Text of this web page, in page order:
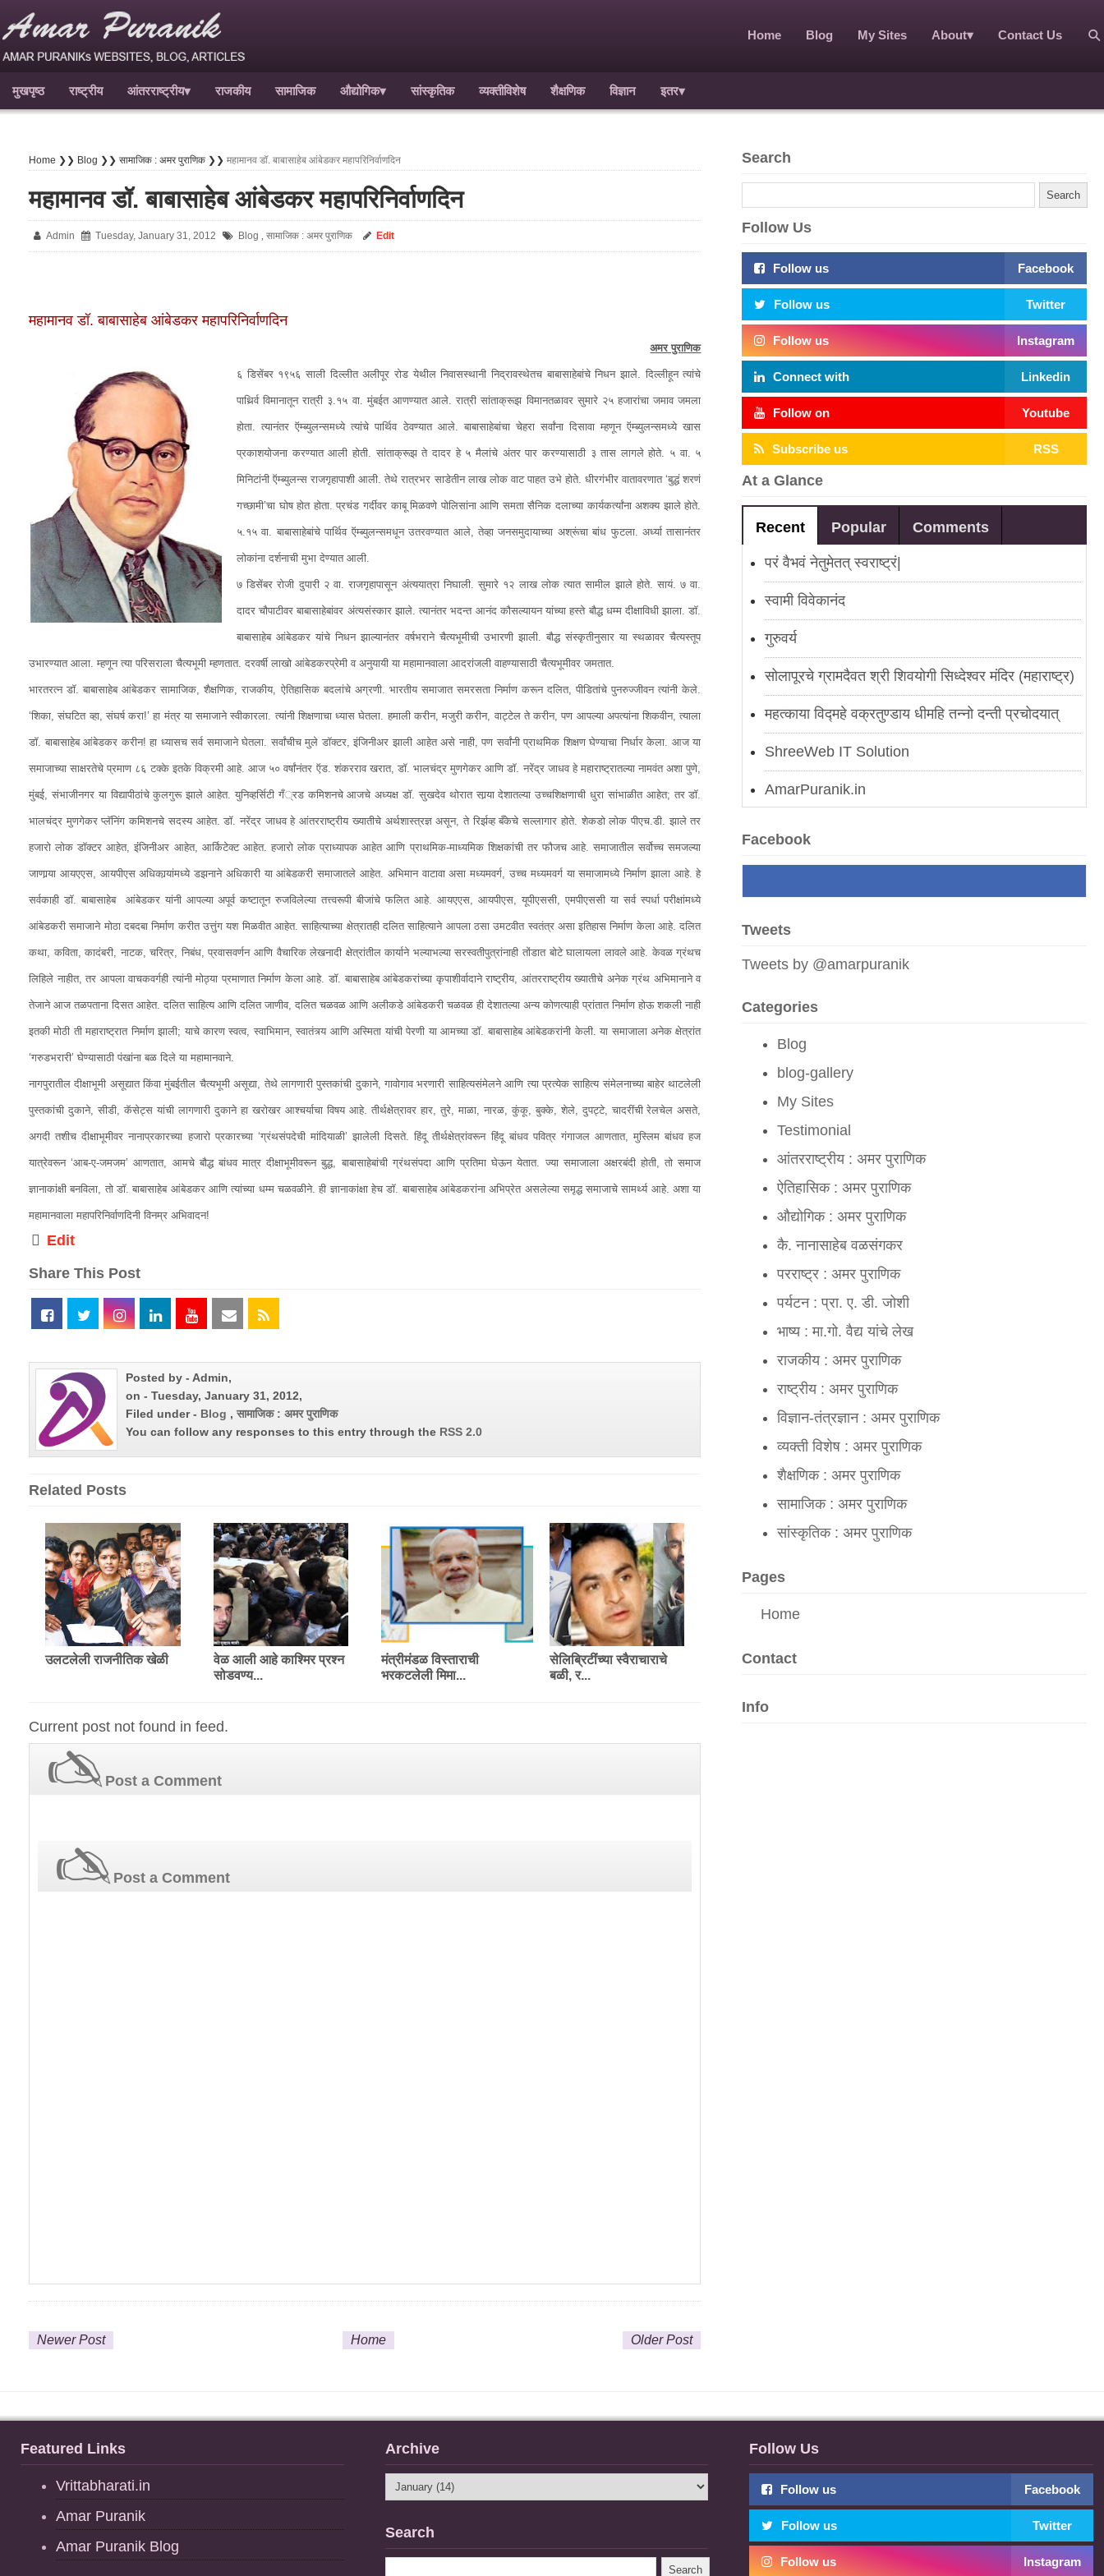
Home Blog My Sites About▾ Contact Us
मुखपृष्ठ राष्ट्रीय आंतरराष्ट्रीय▾ राजकीय सामाजिक औद्योगिक▾ सांस्कृतिक व्यक्तीविशेष शैक्षणिक विज्ञान इतर▾
Home ❯❯ Blog ❯❯ सामाजिक : अमर पुराणिक ❯❯ महामानव डॉ. बाबासाहेब आंबेडकर महापरिनिर्वाणदिन
महामानव डॉ. बाबासाहेब आंबेडकर महापरिनिर्वाणदिन
Admin Tuesday, January 31, 2012 Blog सामाजिक : अमर पुराणिक Edit
महामानव डॉ. बाबासाहेब आंबेडकर महापरिनिर्वाणदिन
अमर पुराणिक
६ डिसेंबर १९५६ साली दिल्लीत अलीपूर रोड येथील निवासस्थानी निद्रावस्थेतच बाबासाहेबांचे निधन झाले. दिल्लीहून त्यांचे
पाथिर्र्व विमानातून रात्री ३.१५ वा. मुंबईत आणण्यात आले. रात्री सांताक्रूझ विमानतळावर सुमारे २५ हजारांचा जमाव जमला
होता. त्यानंतर ऍम्ब्युलन्समध्ये त्यांचे पार्थिव ठेवण्यात आले. बाबासाहेबांचा चेहरा सर्वांना दिसावा म्हणून ऍम्ब्युलन्समध्ये खास
प्रकाशयोजना करण्यात आली होती. सांताक्रूझ ते दादर हे ५ मैलांचे अंतर पार करण्यासाठी ३ तास लागले होते. ५ वा. ५
मिनिटांनी ऍम्ब्युलन्स राजगृहापाशी आली. तेथे रात्रभर साडेतीन लाख लोक वाट पाहत उभे होते. धीरगंभीर वातावरणात ‘बुद्धं शरणं
गच्छामी’चा घोष होत होता. प्रचंड गर्दीवर काबू मिळवणे पोलिसांना आणि समता सैनिक दलाच्या कार्यकर्त्यांना अशक्य झाले होते.
५.१५ वा. बाबासाहेबांचे पार्थिव ऍम्ब्युलन्समधून उतरवण्यात आले, तेव्हा जनसमुदायाच्या अश्रूंचा बांध फुटला. अर्ध्या तासानंतर
लोकांना दर्शनाची मुभा देण्यात आली.
७ डिसेंबर रोजी दुपारी २ वा. राजगृहापासून अंत्ययात्रा निघाली. सुमारे १२ लाख लोक त्यात सामील झाले होते. सायं. ७ वा.
दादर चौपाटीवर बाबासाहेबांवर अंत्यसंस्कार झाले. त्यानंतर भदन्त आनंद कौसल्यायन यांच्या हस्ते बौद्ध धम्म दीक्षाविधी झाला. डॉ.
बाबासाहेब आंबेडकर यांचे निधन झाल्यानंतर वर्षभराने चैत्यभूमीची उभारणी झाली. बौद्ध संस्कृतीनुसार या स्थळावर चैत्यस्तूप
उभारण्यात आला. म्हणून त्या परिसराला चैत्यभूमी म्हणतात. दरवर्षी लाखो आंबेडकरप्रेमी व अनुयायी या महामानवाला आदरांजली वाहण्यासाठी चैत्यभूमीवर जमतात.
भारतरत्न डॉ. बाबासाहेब आंबेडकर सामाजिक, शैक्षणिक, राजकीय, ऐतिहासिक बदलांचे अग्रणी. भारतीय समाजात समरसता निर्माण करून दलित, पीडितांचे पुनरुज्जीवन त्यांनी केले.
‘शिका, संघटित व्हा, संघर्ष करा!’ हा मंत्र या समाजाने स्वीकारला. त्यांनी शिक्षणाचा ध्यास घेतला. हमाली करीन, मजुरी करीन, वाट्टेल ते करीन, पण आपल्या अपत्यांना शिकवीन, त्याला
डॉ. बाबासाहेब आंबेडकर करीन! हा ध्यासच सर्व समाजाने घेतला. सर्वांचीच मुले डॉक्टर, इंजिनीअर झाली आहेत असे नाही, पण सर्वांनी प्राथमिक शिक्षण घेण्याचा निर्धार केला. आज या
समाजाच्या साक्षरतेचे प्रमाण ८६ टक्के इतके विक्रमी आहे. आज ५० वर्षांनंतर ऍड. शंकरराव खरात, डॉ. भालचंद्र मुणगेकर आणि डॉ. नरेंद्र जाधव हे महाराष्ट्रातल्या नामवंत अशा पुणे,
मुंबई, संभाजीनगर या विद्यापीठांचे कुलगुरू झाले आहेत. युनिव्हर्सिटी गँ्रड कमिशनचे आजचे अध्यक्ष डॉ. सुखदेव थोरात सार्‍या देशातल्या उच्चशिक्षणाची धुरा सांभाळीत आहेत; तर डॉ.
भालचंद्र मुणगेकर प्लॅनिंग कमिशनचे सदस्य आहेत. डॉ. नरेंद्र जाधव हे आंतरराष्ट्रीय ख्यातीचे अर्थशास्त्रज्ञ असून, ते रिर्झव्ह बँकेचे सल्लागार होते. शेकडो लोक पीएच.डी. झाले तर
हजारो लोक डॉक्टर आहेत, इंंजिनीअर आहेत, आर्किटेक्ट आहेत. हजारो लोक प्राध्यापक आहेत आणि प्राथमिक-माध्यमिक शिक्षकांची तर फौजच आहे. समाजातील सर्वोच्च समजल्या
जाणार्‍या आयएएस, आयपीएस अधिकार्‍यांमध्ये डझनाने अधिकारी या आंबेडकरी समाजातले आहेत. अभिमान वाटावा असा मध्यमवर्ग, उच्च मध्यमवर्ग या समाजामध्ये निर्माण झाला आहे. हे
सर्वकाही डॉ. बाबासाहेब आंबेडकर यांनी आपल्या अपूर्व कष्टातून रुजविलेल्या तत्त्वरूपी बीजांचे फलित आहे. आयएएस, आयपीएस, यूपीएससी, एमपीएससी या सर्व स्पर्धा परीक्षांमध्ये
आंबेडकरी समाजाने मोठा दबदबा निर्माण करीत उत्तुंग यश मिळवीत आहेत. साहित्याच्या क्षेत्रातही दलित साहित्याने आपला ठसा उमटवीत स्वतंत्र असा इतिहास निर्माण केला आहे. दलित
कथा, कविता, कादंबरी, नाटक, चरित्र, निबंध, प्रवासवर्णन आणि वैचारिक लेखनादी क्षेत्रांतील कार्याने भल्याभल्या सरस्वतीपुत्रांनाही तोंडात बोटे घालायला लावले आहे. केवळ ग्रंथच
लिहिले नाहीत, तर आपला वाचकवर्गही त्यांनी मोठ्या प्रमाणात निर्माण केला आहे. डॉ. बाबासाहेब आंबेडकरांच्या कृपाशीर्वादाने राष्ट्रीय, आंतरराष्ट्रीय ख्यातीचे अनेक ग्रंथ अभिमानाने व
तेजाने आज तळपताना दिसत आहेत. दलित साहित्य आणि दलित जाणीव, दलित चळवळ आणि अलीकडे आंबेडकरी चळवळ ही देशातल्या अन्य कोणत्याही प्रांतात निर्माण होऊ शकली नाही
इतकी मोठी ती महाराष्ट्रात निर्माण झाली; याचे कारण स्वत्व, स्वाभिमान, स्वातंत्र्य आणि अस्मिता यांची पेरणी या आमच्या डॉ. बाबासाहेब आंबेडकरांनी केली. या समाजाला अनेक क्षेत्रांत
‘गरुडभरारी’ घेण्यासाठी पंखांना बळ दिले या महामानवाने.
नागपुरातील दीक्षाभूमी असूद्यात किंवा मुंबईतील चैत्यभूमी असूद्या, तेथे लागणारी पुस्तकांची दुकाने, गावोगाव भरणारी साहित्यसंमेलने आणि त्या प्रत्येक साहित्य संमेलनाच्या बाहेर थाटलेली
पुस्तकांची दुकाने, सीडी, कॅसेट्स यांची लागणारी दुकाने हा खरोखर आश्चर्याचा विषय आहे. तीर्थक्षेत्रावर हार, तुरे, माळा, नारळ, कुंकू, बुक्के, शेले, दुपट्टे, चादरींची रेलचेल असते,
अगदी तशीच दीक्षाभूमीवर नानाप्रकारच्या हजारो प्रकारच्या ‘ग्रंथसंपदेची मांदियाळी’ झालेली दिसते. हिंदू तीर्थक्षेत्रांवरून हिंदू बांधव पवित्र गंगाजल आणतात, मुस्लिम बांधव हज
यात्रेवरून ‘आब-ए-जमजम’ आणतात, आमचे बौद्ध बांधव मात्र दीक्षाभूमीवरून बुद्ध, बाबासाहेबांची ग्रंथसंपदा आणि प्रतिमा घेऊन येतात. ज्या समाजाला अक्षरबंदी होती, तो समाज
ज्ञानाकांक्षी बनविला, तो डॉ. बाबासाहेब आंबेडकर आणि त्यांच्या धम्म चळवळीने. ही ज्ञानाकांक्षा हेच डॉ. बाबासाहेब आंबेडकरांना अभिप्रेत असलेल्या समृद्ध समाजाचे सामर्थ्य आहे. अशा या
महामानवाला महापरिनिर्वाणदिनी विनम्र अभिवादन!
Edit
Share This Post
Posted by - Admin,
on - Tuesday, January 31, 2012,
Filed under - Blog , सामाजिक : अमर पुराणिक
You can follow any responses to this entry through the RSS 2.0
Related Posts
उलटलेली राजनीतिक खेळी
वेळ आली आहे काश्मिर प्रश्‍न
सोडवण्य...
मंत्रीमंडळ विस्ताराची
भरकटलेली मिमा...
सेलिब्रिटींच्या स्वैराचाराचे
बळी, र...
Current post not found in feed.
Post a Comment
Post a Comment
Newer Post Older Post
Home
Search
Follow Us
Follow us Facebook
Follow us Twitter
Follow us Instagram
Connect with Linkedin
Follow on Youtube
Subscribe us RSS
At a Glance
Recent Popular Comments
परं वैभवं नेतुमेतत् स्वराष्ट्रं|
स्वामी विवेकानंद
गुरुवर्य
सोलापूरचे ग्रामदैवत श्री शिवयोगी सिध्देश्वर मंदिर (महाराष्ट्र)
महत्काया विद्महे वक्रतुण्डाय धीमहि तन्नो दन्ती प्रचोदयात्
ShreeWeb IT Solution
AmarPuranik.in
नवी अर्थक्रांती
मोदी सरकारचे पुर्वेकडील समुद्रीसाहस
परं वैभवं नेतुमेतत् स्वराष्ट्रं|
Admin:
Sonu Aganur:
Anonymous: Good information for project.
Facebook
Tweets
Tweets by @amarpuranik
Categories
Blog
blog-gallery
My Sites
Testimonial
आंतरराष्ट्रीय : अमर पुराणिक
ऐतिहासिक : अमर पुराणिक
औद्योगिक : अमर पुराणिक
कै. नानासाहेब वळसंगकर
परराष्ट्र : अमर पुराणिक
पर्यटन : प्रा. ए. डी. जोशी
भाष्य : मा.गो. वैद्य यांचे लेख
राजकीय : अमर पुराणिक
राष्ट्रीय : अमर पुराणिक
विज्ञान-तंत्रज्ञान : अमर पुराणिक
व्यक्ती विशेष : अमर पुराणिक
शैक्षणिक : अमर पुराणिक
सामाजिक : अमर पुराणिक
सांस्कृतिक : अमर पुराणिक
Pages
Home
Contact
Info
Featured Links
Vrittabharati.in
Amar Puranik
Amar Puranik Blog
Archive
Search
Follow Us
Follow us Facebook
Follow us Twitter
Follow us Instagram